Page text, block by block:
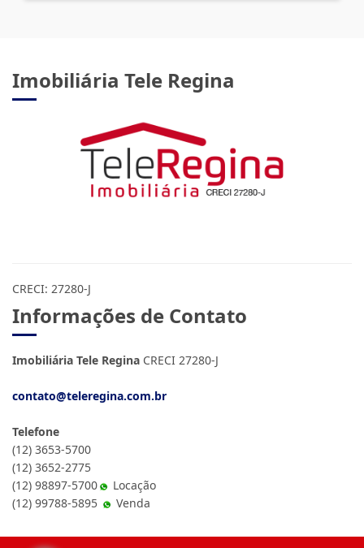
Imobiliária Tele Regina
CRECI: 27280-J
Informações de Contato
Imobiliária Tele Regina CRECI 27280-J
contato@teleregina.com.br
Telefone
(12) 3653-5700
(12) 3652-2775
(12) 98897-5700
Locação
(12) 99788-5895
Venda